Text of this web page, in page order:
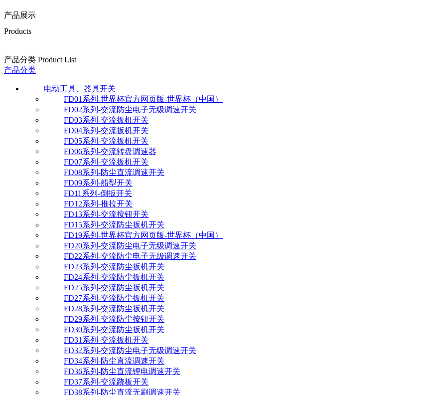
产品展示
Products
产品分类 Product List
产品分类
电动工具、器具开关
FD01系列-世界杯官方网页版-世界杯（中国）
FD02系列-交流防尘电子无级调速开关
FD03系列-交流扳机开关
FD04系列-交流扳机开关
FD05系列-交流扳机开关
FD06系列-交流转盘调速器
FD07系列-交流扳机开关
FD08系列-防尘直流调速开关
FD09系列-船型开关
FD11系列-倒扳开关
FD12系列-推拉开关
FD13系列-交流按钮开关
FD15系列-交流防尘扳机开关
FD19系列-世界杯官方网页版-世界杯（中国）
FD20系列-交流防尘电子无级调速开关
FD22系列-交流防尘电子无级调速开关
FD23系列-交流防尘扳机开关
FD24系列-交流防尘扳机开关
FD25系列-交流防尘扳机开关
FD27系列-交流防尘扳机开关
FD28系列-交流防尘扳机开关
FD29系列-交流防尘按钮开关
FD30系列-交流防尘扳机开关
FD31系列-交流扳机开关
FD32系列-交流防尘电子无级调速开关
FD34系列-防尘直流调速开关
FD36系列-防尘直流锂电调速开关
FD37系列-交流跷板开关
FD38系列-防尘直流无刷调速开关